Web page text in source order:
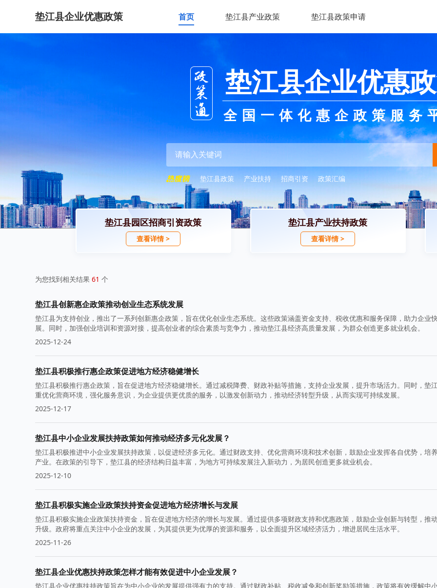
垫江县企业优惠政策 首页 垫江县产业政策 垫江县政策申请
垫江县企业优惠
全国一体化惠企政策服务
垫江县政策 产业扶持 招商引资 政策汇编
垫江县园区招商引资政策
查看详情 >
垫江县产业扶持政策
查看详情 >
为您找到相关结果 61 个
垫江县创新惠企政策推动创业生态系统发展
垫江县为支持创业，推出了一系列创新惠企政策，旨在优化创业生态系统。这些政策涵盖资金支持、税收优惠和服务保障，助力企业
展。同时，加强创业培训和资源对接，提高创业者的综合素质与竞争力，推动垫江县经济高质量发展，为群众创造更多就业机会。
2025-12-24
垫江县积极推行惠企政策促进地方经济稳健增长
垫江县积极推行惠企政策，旨在促进地方经济稳健增长。通过减税降费、财政补贴等措施，支持企业发展，提升市场活力。同时，垫
重优化营商环境，强化服务意识，为企业提供更优质的服务，以激发创新动力，推动经济转型升级，从而实现可持续发展。
2025-12-17
垫江县中小企业发展扶持政策如何推动经济多元化发展？
垫江县积极推进中小企业发展扶持政策，以促进经济多元化。通过财政支持、优化营商环境和技术创新，鼓励企业发挥各自优势，培
产业。在政策的引导下，垫江县的经济结构日益丰富，为地方可持续发展注入新动力，为居民创造更多就业机会。
2025-12-10
垫江县积极实施企业政策扶持资金促进地方经济增长与发展
垫江县积极实施企业政策扶持资金，旨在促进地方经济的增长与发展。通过提供多项财政支持和优惠政策，鼓励企业创新与转型，推
升级。政府将重点关注中小企业的发展，为其提供更为优厚的资源和服务，以全面提升区域经济活力，增进居民生活水平。
2025-11-26
垫江县企业优惠扶持政策怎样才能有效促进中小企业发展？
垫江县企业优惠扶持政策旨在为中小企业的发展提供强有力的支持。通过财政补贴、税收减免和创新奖励等措施，政策将有效缓解中